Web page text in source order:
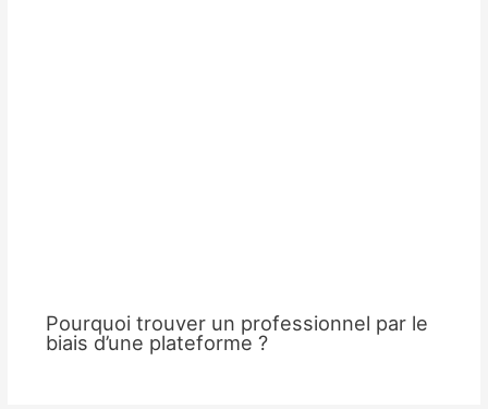
Pourquoi trouver un professionnel par le
biais d’une plateforme ?